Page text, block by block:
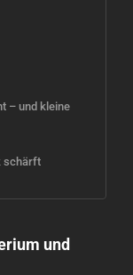
– und kleine
schärft
und